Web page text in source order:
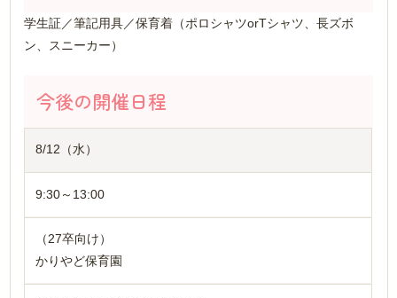
学生証／筆記用具／保育着（ポロシャツorTシャツ、長ズボ
ン、スニーカー）
今後の開催日程
8/12（水）
9:30～13:00
（27卒向け）
かりやど保育園